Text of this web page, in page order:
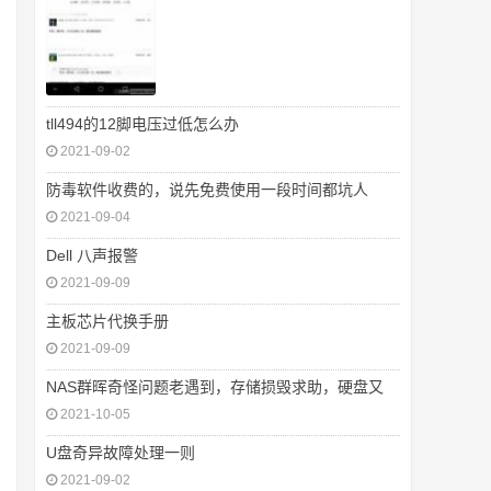
tll494的12脚电压过低怎么办
2021-09-02
防毒软件收费的，说先免费使用一段时间都坑人
2021-09-04
Dell 八声报警
2021-09-09
主板芯片代换手册
2021-09-09
NAS群晖奇怪问题老遇到，存储损毁求助，硬盘又
2021-10-05
U盘奇异故障处理一则
2021-09-02